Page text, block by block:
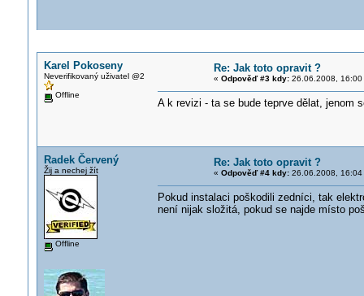
Karel Pokoseny
Neverifikovaný uživatel @2
Offline
Re: Jak toto opravit ?
« Odpověď #3 kdy:26.06.2008, 16:00
A k revizi - ta se bude teprve dělat, jenom
Radek Červený
Žij a nechej žít
Offline
Re: Jak toto opravit ?
« Odpověď #4 kdy:26.06.2008, 16:04
Pokud instalaci poškodili zedníci, tak
není nijak složitá, pokud se najde místo